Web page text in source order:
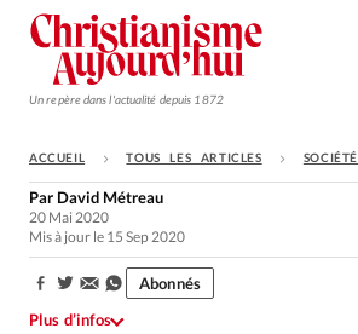
Un repère dans l'actualité depuis 1872
S'ABONNER
Monde
Opinions
ACCUEIL TOUS LES ARTICLES SOCIÉTÉ
Par David Métreau
20 Mai 2020
Mis à jour le 15 Sep 2020
Partager:
Abonnés
Plus d’infos